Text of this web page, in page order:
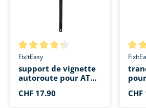
Note moyenne de 4.2 sur 5 étoiles
FixItEasy
support de vignette
autoroute pour AT
CHF 17.90
CHF